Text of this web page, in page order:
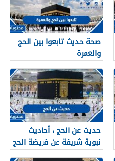
صحة حديث تابعوا بين الحج
والعمرة
حديث عن الحج ، أحاديث
نبوية شريفة عن فريضة الحج